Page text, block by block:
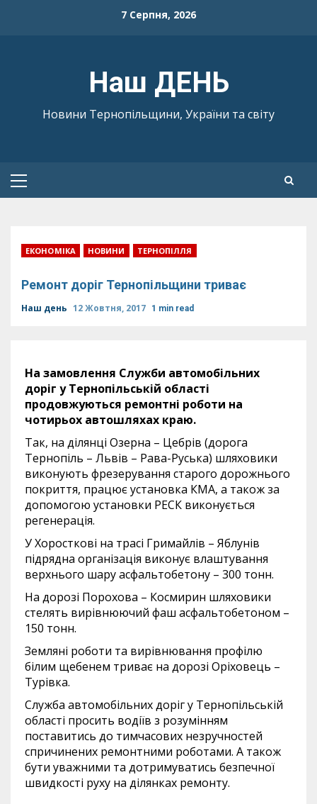
7 Серпня, 2026
Наш ДЕНЬ
Новини Тернопільщини, України та світу
Primary
ЕКОНОМІКА НОВИНИ ТЕРНОПІЛЛЯ
Ремонт доріг Тернопільщини триває
Наш день 12 Жовтня, 2017 1 min read
На замовлення Служби автомобільних
доріг у Тернопільській області
продовжуються ремонтні роботи на
чотирьох автошляхах краю.
Так, на ділянці Озерна – Цебрів (дорога
Тернопіль – Львів – Рава-Руська) шляховики
виконують фрезерування старого дорожнього
покриття, працює установка КМА, а також за
допомогою установки РЕСК виконується
регенерація.
У Хоросткові на трасі Гримайлів – Яблунів
підрядна організація виконує влаштування
верхнього шару асфальтобетону – 300 тонн.
На дорозі Порохова – Космирин шляховики
стелять вирівнюючий фаш асфальтобетоном –
150 тонн.
Земляні роботи та вирівнювання профілю
білим щебенем триває на дорозі Оріховець –
Турівка.
Служба автомобільних доріг у Тернопільській
області просить водіїв з розумінням
поставитись до тимчасових незручностей
спричинених ремонтними роботами. А також
бути уважними та дотримуватись безпечної
швидкості руху на ділянках ремонту.